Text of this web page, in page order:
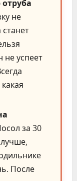
не
не успеет
за 30
После